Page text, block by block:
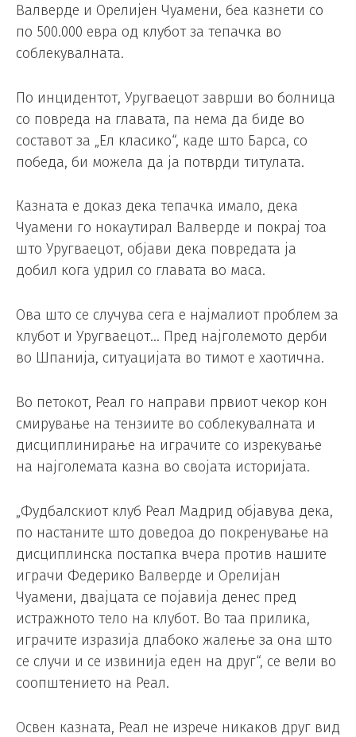
Валверде и Орелијен Чуамени, беа казнети со
по 500.000 евра од клубот за тепачка во
соблекувалната.
По инцидентот, Уругваецот заврши во болница
со повреда на главата, па нема да биде во
составот за „Ел класико“, каде што Барса, со
победа, би можела да ја потврди титулата.
Казната е доказ дека тепачка имало, дека
Чуамени го нокаутирал Валверде и покрај тоа
што Уругваецот, објави дека повредата ја
добил кога удрил со главата во маса.
Ова што се случува сега е најмалиот проблем за
клубот и Уругваецот… Пред најголемото дерби
во Шпанија, ситуацијата во тимот е хаотична.
Во петокот, Реал го направи првиот чекор кон
смирување на тензиите во соблекувалната и
дисциплинирање на играчите со изрекување
на најголемата казна во својата историјата.
„Фудбалскиот клуб Реал Мадрид објавува дека,
по настаните што доведоа до покренување на
дисциплинска постапка вчера против нашите
играчи Федерико Валверде и Орелијан
Чуамени, двајцата се појавија денес пред
истражното тело на клубот. Во таа прилика,
играчите изразија длабоко жалење за она што
се случи и се извинија еден на друг“, се вели во
соопштението на Реал.
Освен казната, Реал не изрече никаков друг вид